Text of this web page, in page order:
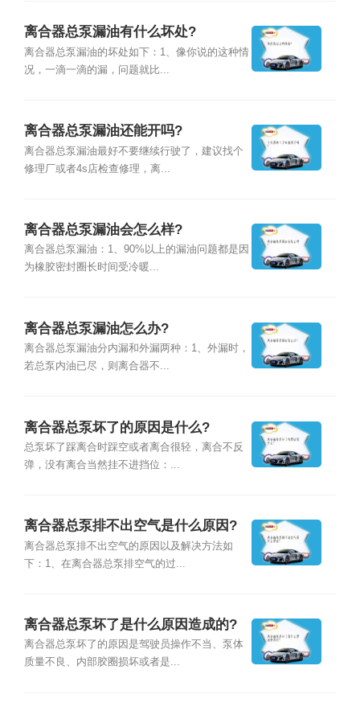
离合器总泵漏油有什么坏处?
离合器总泵漏油的坏处如下：1、像你说的这种情
况，一滴一滴的漏，问题就比...
离合器总泵漏油还能开吗?
离合器总泵漏油最好不要继续行驶了，建议找个
修理厂或者4s店检查修理，离...
离合器总泵漏油会怎么样?
离合器总泵漏油：1、90%以上的漏油问题都是因
为橡胶密封圈长时间受冷暖...
离合器总泵漏油怎么办?
离合器总泵漏油分内漏和外漏两种：1、外漏时，
若总泵内油已尽，则离合器不...
离合器总泵坏了的原因是什么?
总泵坏了踩离合时踩空或者离合很轻，离合不反
弹，没有离合当然挂不进挡位：...
离合器总泵排不出空气是什么原因?
离合器总泵排不出空气的原因以及解决方法如
下：1、在离合器总泵排空气的过...
离合器总泵坏了是什么原因造成的?
离合器总泵坏了的原因是驾驶员操作不当、泵体
质量不良、内部胶圈损坏或者是...